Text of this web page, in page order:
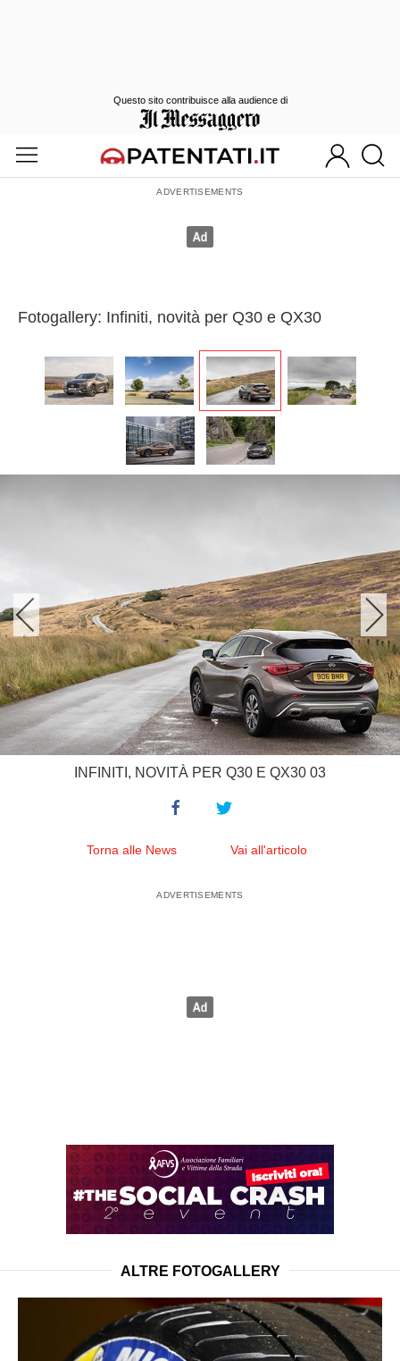
Fotogallery: Infiniti, novità per Q30 e QX30
INFINITI, NOVITÀ PER Q30 E QX30 03
Torna alle News Vai all'articolo
ALTRE FOTOGALLERY
Questo sito contribuisce alla audience di